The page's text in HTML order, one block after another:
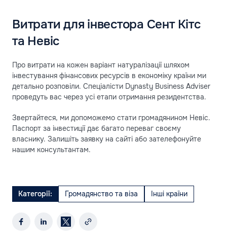
Витрати для інвестора Сент Кітс
та Невіс
Про витрати на кожен варіант натуралізації шляхом
інвестування фінансових ресурсів в економіку країни ми
детально розповіли. Спеціалісти Dynasty Business Adviser
проведуть вас через усі етапи отримання резидентства.
Звертайтеся, ми допоможемо стати громадянином Невіс.
Паспорт за інвестиції дає багато переваг своєму
власнику. Залишіть заявку на сайті або зателефонуйте
нашим консультантам.
Категорії: Громадянство та віза Інші країни